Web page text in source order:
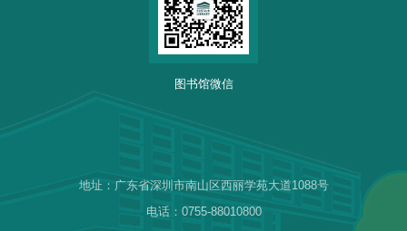
图书馆微信
地址：广东省深圳市南山区西丽学苑大道1088号
电话：0755-88010800